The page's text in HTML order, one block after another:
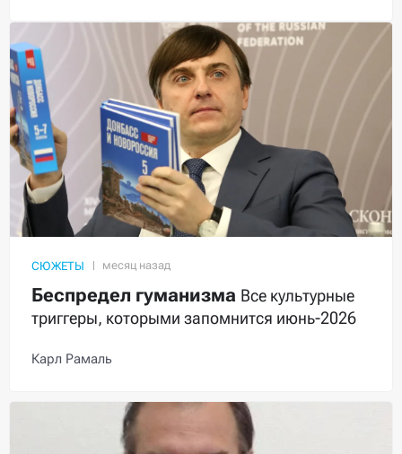
СЮЖЕТЫ
Беспредел гуманизма Все культурные
триггеры, которыми запомнится июнь-2026
Карл Рамаль